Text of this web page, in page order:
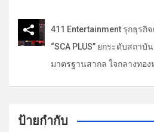
411 Entertainment รุกธุรกิ
“SCA PLUS” ยกระดับสถา
มาตรฐานสากล ใจกลางทอง
ป้ายกำกับ